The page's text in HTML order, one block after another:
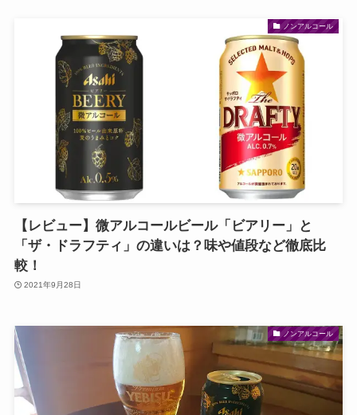
ノンアルコール
【レビュー】微アルコールビール「ビアリー」と
「ザ・ドラフティ」の違いは？味や値段など徹底比
較！
2021年9月28日
ノンアルコール